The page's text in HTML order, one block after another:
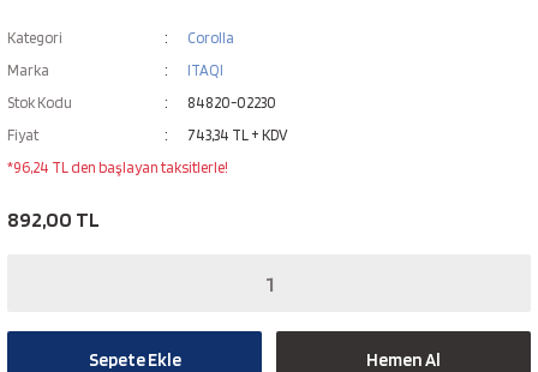
Kategori
Corolla
Marka
ITAQI
Stok Kodu
84820-02230
Fiyat
743,34 TL + KDV
*96,24 TL den başlayan taksitlerle!
892,00 TL
Sepete Ekle Hemen Al